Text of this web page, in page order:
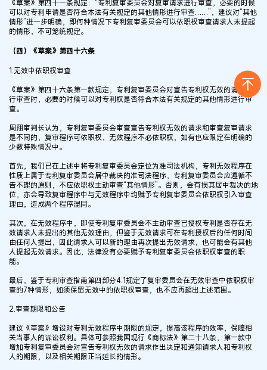
《草案》第四十一条规定：“专利复审委员会对复审请求进行审查，必要的时候
可以对专利申请是否符合本法有关规定的其他情形进行审查……”，建议对“其他
情形”进一步明确，即何种情况下专利复审委员会可以依职权审查请求人未提起
的情形，不可笼统规定。
（四）《草案》第四十六条
1.无效中依职权审查
《草案》第四十六条第一款规定，专利复审委员会对宣告专利权无效的请求进
行审查时，必要的时候可以对专利权是否符合本法有关规定的其他情形进行审
查。
周翔审判长认为，专利复审委员会审查宣告专利权无效的请求和审查复审请求
是不同的，复审程序可依职权，无效程序不必依职权，如有也应限定在明确的
少数特殊情况中。
首先，我们已在上述中将专利复审委员会定位为准司法机构，专利无效程序在
性质上属于专利复审委员会居中裁决的准司法程序，专利复审委员会应遵循不
告不理的原则，不应依职权主动审查“其他情形”。否则，会有损其居中裁决的地
位，亦会导致复审程序中与无效程序中均赋予专利复审委员会依职权引入审查
理由，造成两个程序混同。
其次，在无效程序中，即使专利复审委员会不主动审查已授权专利是否存在无
效请求人未提出的其他无效理由，但鉴于无效请求可在专利授权后的任何时间
由任何人提出，因此请求人可以新的理由再次提出无效请求，也可能会有其他
人提起无效请求。因此，法律没有必要赋予专利复审委员会依职权审查的职
能。
最后，鉴于专利审查指南第四部分4.1规定了复审委员会在无效审查中依职权审
查的7种情形，如须保留无效中的依职权审查，也不应再超出上述范围。
2.审查期限和公告
建议《草案》增设对专利无效程序中期限的规定，提高该程序的效率，保障相
关当事人的诉讼权利。具体可参照我国现行《商标法》第二十八条，第一款中
增加专利复审委员会对宣告专利权无效的请求作出决定和通知请求人和专利权
人的期限，以及相关期限正当延长的情形。